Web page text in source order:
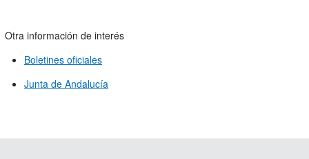
Otra información de interés
Boletines oficiales
Junta de Andalucía